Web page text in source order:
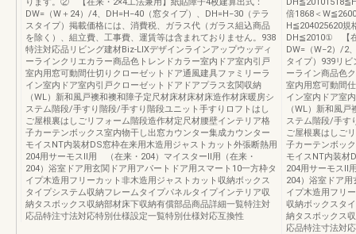
DW=（W＋24）/4、DH=H−40（窓タイプ）、DH=H−30（テラ
スタイプ）掲載価格には、消費税、ガラス代（ガラス組込商品
を除く）、組立費、工事費、運賃等は含まれておりません。938
特注対応品リビング建材Biz-LIXデザインラインアップウッディ
ーラインクリエカラー商品色トレンドカラー室内ドア室内引戸
室内用窓可動間仕切りクローゼットドア通風建具ファミリーラ
イン室内ドア室内引戸クローゼットドアドアプラス玄関収納
（WL）新和風戸襖和襖和障子定尺材床材床材床造作材床暖房シ
ステム階段/手すり階段/手すり階段ユニット手すりロフトはし
ご屋根裏はしごリフォーム階段造作材定尺材腰壁インテリア格
子カーテンボックス室内物干し出窓カウンター集成カウンター
モイスNT内装材DS窓枠在来用木造用ジャストカット外張断熱用
204用サーモスⅡ用 （在来・204）マイスターⅡ用（在来・
204）浴室ドア用玄関ドア用アパートドア用スマート10一方枠タ
イプ木造用フリーカット非木造用ジャストカット収納ボックス
タイプシステム収納フレームタイプパネルタイプインテリア収
納タスボックス収納部材床下収納有償部品商品詳細一覧特注対
応品特注寸法対応特別仕様設定一覧特別仕様対応互換性
倍1868＜
H≦204025620規
DH≦2010① 【在
DW=（W−2）/2
タイプ）939リ
ーライン商品色
室内用窓可動間
イン室内ドア室
（WL）新和風
ステム階段/手す
ご屋根裏はしご
子カーテンボッ
モイスNT内装材
204用サーモスⅡ
204）浴室ドア
イプ木造用フリ
収納ボックスタ
納タスボックス
応品特注寸法対